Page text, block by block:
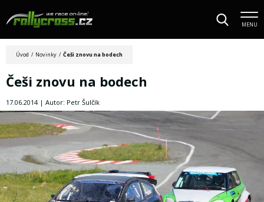
MENU
Úvod / Novinky / Češi znovu na bodech
Češi znovu na bodech
17.06.2014 | Autor: Petr Šulčík